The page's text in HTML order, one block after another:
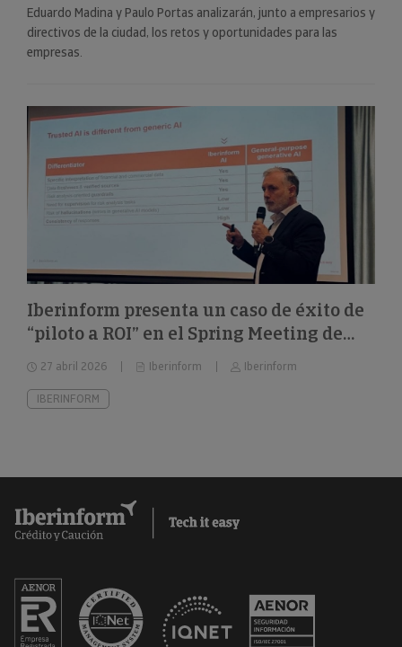
Eduardo Madina y Paulo Portas analizarán, junto a empresarios y
directivos de la ciudad, los retos y oportunidades para las
empresas.
Iberinform presenta un caso de éxito de
“piloto a ROI” en el Spring Meeting de
FEBIS
27 abril 2026 Iberinform Iberinform
IBERINFORM